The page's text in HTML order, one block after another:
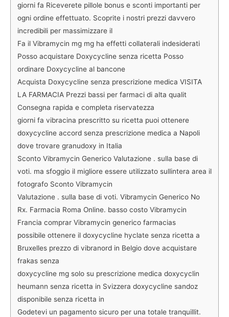
giorni fa Riceverete pillole bonus e sconti importanti per
ogni ordine effettuato. Scoprite i nostri prezzi davvero
incredibili per massimizzare il
Fa il Vibramycin mg mg ha effetti collaterali indesiderati
Posso acquistare Doxycycline senza ricetta Posso
ordinare Doxycycline al bancone
Acquista Doxycycline senza prescrizione medica VISITA
LA FARMACIA Prezzi bassi per farmaci di alta qualit
Consegna rapida e completa riservatezza
giorni fa vibracina prescritto su ricetta puoi ottenere
doxycycline accord senza prescrizione medica a Napoli
dove trovare granudoxy in Italia
Sconto Vibramycin Generico Valutazione . sulla base di
voti. ma sfoggio il migliore essere utilizzato sullintera area il
fotografo Sconto Vibramycin
Valutazione . sulla base di voti. Vibramycin Generico No
Rx. Farmacia Roma Online. basso costo Vibramycin
Francia comprar Vibramycin generico farmacias
possibile ottenere il doxycycline hyclate senza ricetta a
Bruxelles prezzo di vibranord in Belgio dove acquistare
frakas senza
doxycycline mg solo su prescrizione medica doxycyclin
heumann senza ricetta in Svizzera doxycycline sandoz
disponibile senza ricetta in
Godetevi un pagamento sicuro per una totale tranquillit.